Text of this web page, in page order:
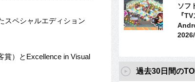
スペシャルエディション
賞）とExcellence in Visual
ソフ
『
過去30日間の